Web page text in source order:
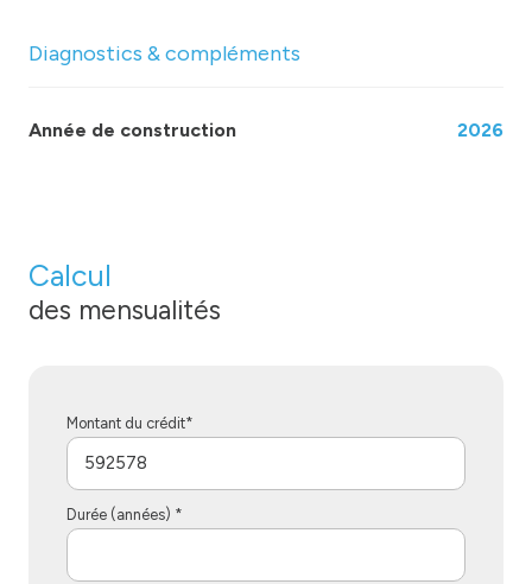
Diagnostics & compléments
Année de construction 2026
Calcul
des mensualités
Montant du crédit*
Durée (années) *